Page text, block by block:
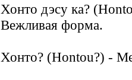
Хонто дэсу ка?
Вежливая форма.
Хонто? (Hontou?) -